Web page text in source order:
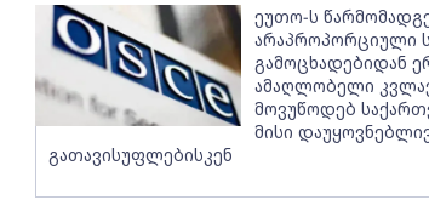
ეუთო-ს
არაპროპორციული
გამოცხადებიდან
ამაღლობელი
მოვუწოდებ
მისი
გათავისუფლებისკენ